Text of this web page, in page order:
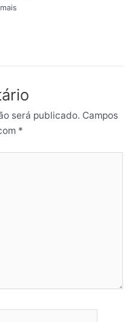
será publicado. Campos
*